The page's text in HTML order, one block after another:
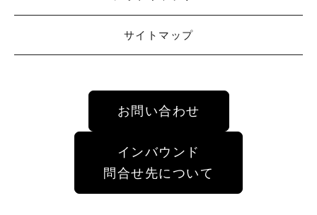
サイトマップ
お問い合わせ
インバウンド
問合せ先について